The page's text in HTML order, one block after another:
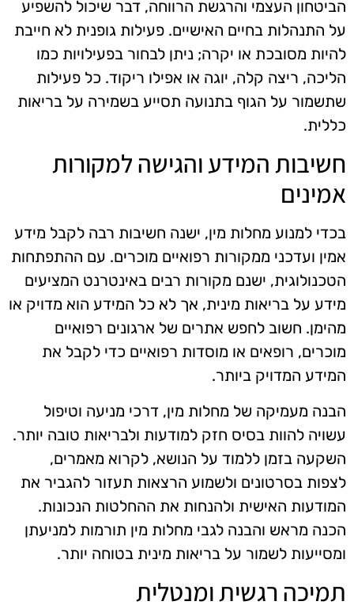
הביטחון העצמי והרגשת הרווחה, דבר שיכול להשפיע
על התנהלות בחיים האישיים. פעילות גופנית לא חייבת
להיות מסובכת או יקרה; ניתן לבחור בפעילויות כמו
הליכה, ריצה קלה, יוגה או אפילו ריקוד. כל פעילות
שתשמור על הגוף בתנועה תסייע בשמירה על בריאות
כללית.
חשיבות המידע והגישה למקורות
אמינים
בכדי למנוע מחלות מין, ישנה חשיבות רבה לקבל מידע
אמין ועדכני ממקורות רפואיים מוכרים. עם ההתפתחות
הטכנולוגית, ישנם מקורות רבים באינטרנט המציעים
מידע על בריאות מינית, אך לא כל המידע הוא מדויק או
מהימן. חשוב לחפש אתרים של ארגונים רפואיים
מוכרים, רופאים או מוסדות רפואיים כדי לקבל את
המידע המדויק ביותר.
הבנה מעמיקה של מחלות מין, דרכי מניעה וטיפול
עשויה להוות בסיס חזק למודעות ולבריאות טובה יותר.
השקעה בזמן ללמוד על הנושא, לקרוא מאמרים,
לצפות בסרטונים ולשמוע הרצאות תעזור להגביר את
המודעות האישית ולהנחות את ההחלטות הנכונות.
הכנה מראש והבנה לגבי מחלות מין תורמות למניעתן
ומסייעות לשמור על בריאות מינית בטוחה יותר.
תמיכה רגשית ומנטלית